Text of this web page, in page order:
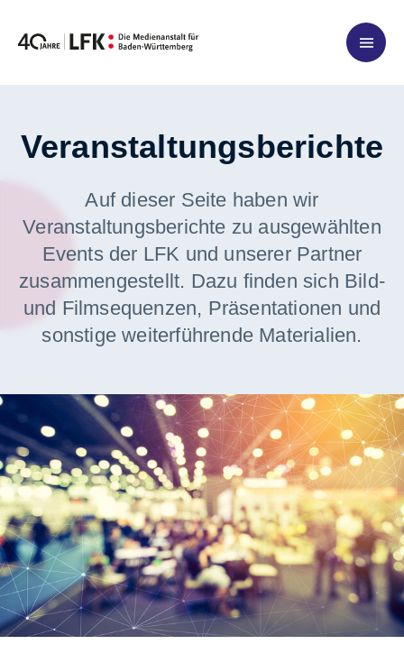
Zum Inhalt springen
Veranstaltungsberichte
Auf dieser Seite haben wir
Veranstaltungsberichte zu ausgewählten
Events der LFK und unserer Partner
zusammengestellt. Dazu finden sich Bild-
und Filmsequenzen, Präsentationen und
sonstige weiterführende Materialien.